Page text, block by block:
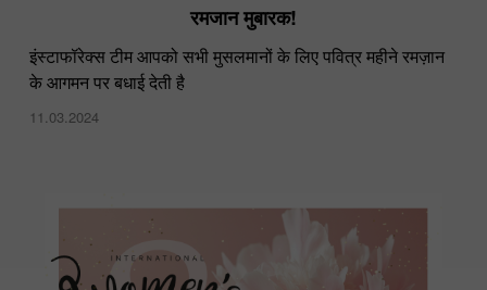
रमजान मुबारक!
इंस्टाफॉरेक्स टीम आपको सभी मुसलमानों के लिए पवित्र महीने रमज़ान
के आगमन पर बधाई देती है
11.03.2024